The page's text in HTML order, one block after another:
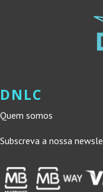
DNLC
Quem somos
Subscreva a nossa